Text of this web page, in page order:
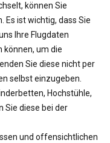
können Sie
Es ist wichtig, dass Sie
Ihre Flugdaten
können, um die
Sie diese nicht per
selbst einzugeben.
Hochstühle,
Sie diese bei der
und offensichtlichen